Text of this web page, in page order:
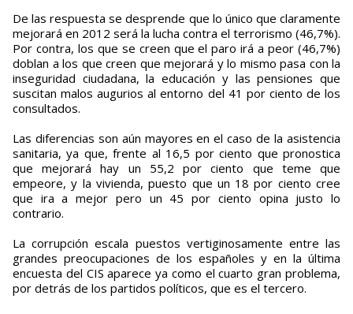
De las respuesta se desprende que lo único que claramente
mejorará en 2012 será la lucha contra el terrorismo (46,7%).
Por contra, los que se creen que el paro irá a peor (46,7%)
doblan a los que creen que mejorará y lo mismo pasa con la
inseguridad ciudadana, la educación y las pensiones que
suscitan malos augurios al entorno del 41 por ciento de los
consultados.
Las diferencias son aún mayores en el caso de la asistencia
sanitaria, ya que, frente al 16,5 por ciento que pronostica
que mejorará hay un 55,2 por ciento que teme que
empeore, y la vivienda, puesto que un 18 por ciento cree
que ira a mejor pero un 45 por ciento opina justo lo
contrario.
La corrupción escala puestos vertiginosamente entre las
grandes preocupaciones de los españoles y en la última
encuesta del CIS aparece ya como el cuarto gran problema,
por detrás de los partidos políticos, que es el tercero.